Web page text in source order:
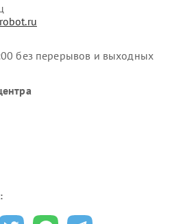
без перерывов и выходных